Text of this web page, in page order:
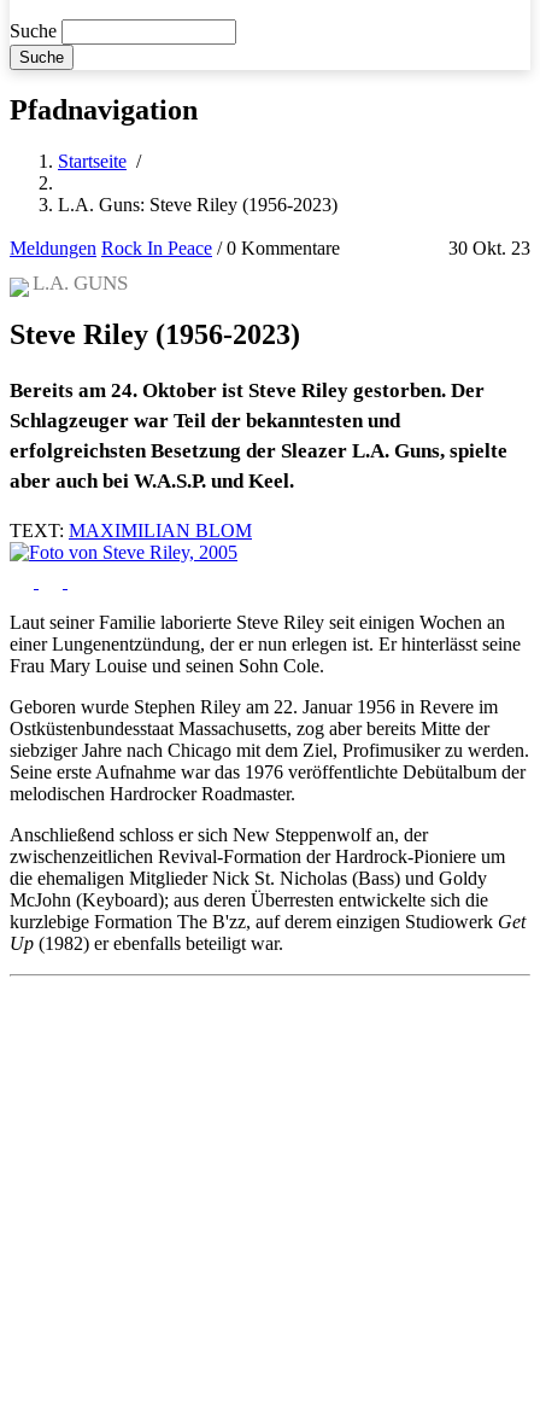
Suche
Pfadnavigation
Startseite /
L.A. Guns: Steve Riley (1956-2023)
Meldungen Rock In Peace 30 Okt. 23
/0 Kommentare
L.A. GUNS
Steve Riley (1956-2023)
Bereits am 24. Oktober ist Steve Riley gestorben. Der
Schlagzeuger war Teil der bekanntesten und
erfolgreichsten Besetzung der Sleazer L.A. Guns, spielte
aber auch bei W.A.S.P. und Keel.
TEXT: MAXIMILIAN BLOM
Laut seiner Familie laborierte Steve Riley seit einigen Wochen an
einer Lungenentzündung, der er nun erlegen ist. Er hinterlässt seine
Frau Mary Louise und seinen Sohn Cole.
Geboren wurde Stephen Riley am 22. Januar 1956 in Revere im
Ostküstenbundesstaat Massachusetts, zog aber bereits Mitte der
siebziger Jahre nach Chicago mit dem Ziel, Profimusiker zu werden.
Seine erste Aufnahme war das 1976 veröffentlichte Debütalbum der
melodischen Hardrocker Roadmaster.
Anschließend schloss er sich New Steppenwolf an, der
zwischenzeitlichen Revival-Formation der Hardrock-Pioniere um
die ehemaligen Mitglieder Nick St. Nicholas (Bass) und Goldy
McJohn (Keyboard); aus deren Überresten entwickelte sich die
kurzlebige Formation The B'zz, auf derem einzigen Studiowerk Get
Up (1982) er ebenfalls beteiligt war.